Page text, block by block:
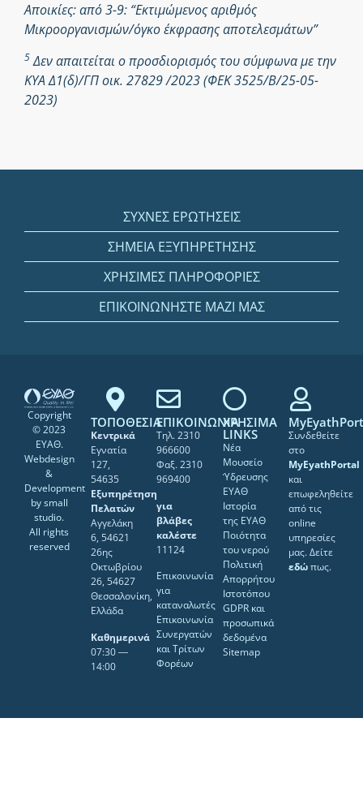
Αποικίες: από 3-9: “Εκτιμώμενος αριθμός
Μικροοργανισμών/όγκο έκφρασης αποτελεσμάτων”
5Δεν απαιτείται ο προσδιορισμός του σύμφωνα με την
ΚΥΑ Δ1(δ)/ΓΠ οικ. 27829 /2023 (ΦΕΚ 3525/Β/25-05-
2023)
ΣΥΧΝΕΣ ΕΡΩΤΗΣΕΙΣ
ΣΗΜΕΙΑ ΕΞΥΠΗΡΕΤΗΣΗΣ
ΧΡΗΣΙΜΕΣ ΠΛΗΡΟΦΟΡΙΕΣ
ΕΠΙΚΟΙΝΩΝΗΣΤΕ ΜΑΖΙ ΜΑΣ
Copyright
© 2023
ΕΥΑΘ.
Webdesign
&
Development
bysmall
studio.
All rights
reserved
ΤΟΠΟΘΕΣΙΑ
Κεντρικά
Εγνατία
127,
54635
Εξυπηρέτηση
Πελατών
Αγγελάκη
6, 54621
26ης
Οκτωβρίου
26, 54627
Θεσσαλονίκη,
Ελλάδα
Καθημερινά
07:30 ―
14:00
ΕΠΙΚΟΙΝΩΝΙΑ
Τηλ. 2310
966600
Φαξ. 2310
969400
για
βλάβες
καλέστε
11124
Επικοινωνία
για
καταναλωτές
Επικοινωνία
Συνεργατών
και Τρίτων
Φορέων
ΧΡΗΣΙΜΑ
LINKS
Νέα
Μουσείο
Ύδρευσης
ΕΥΑΘ
Ιστορία
της ΕΥΑΘ
Ποιότητα
του νερού
Πολιτική
Απορρήτου
Ιστοτόπου
GDPR και
προσωπικά
δεδομένα
Sitemap
Συνδεθείτε
στο
MyEyathPortal
και
επωφεληθείτε
από τις
online
υπηρεσίες
μας. Δείτε
εδώπως.